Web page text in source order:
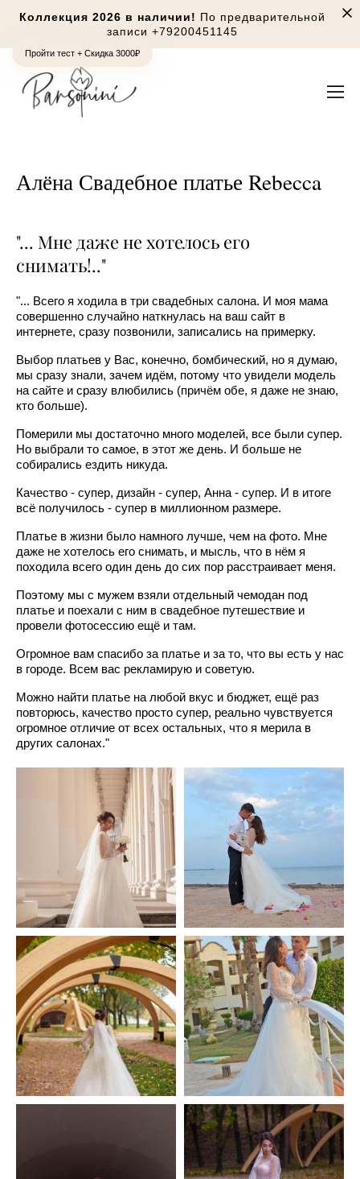
Пройти тест + Скидка 3000₽
Коллекция 2026 в наличии! По предварительной
записи +79200451145
Алёна Свадебное платье Rebecca
"... Мне даже не хотелось его
снимать!.."
"... Всего я ходила в три свадебных салона. И моя мама
совершенно случайно наткнулась на ваш сайт в
интернете, сразу позвонили, записались на примерку.
Выбор платьев у Вас, конечно, бомбический, но я думаю,
мы сразу знали, зачем идём, потому что увидели модель
на сайте и сразу влюбились (причём обе, я даже не знаю,
кто больше).
Померили мы достаточно много моделей, все были супер.
Но выбрали то самое, в этот же день. И больше не
собирались ездить никуда.
Качество - супер, дизайн - супер, Анна - супер. И в итоге
всё получилось - супер в миллионном размере.
Платье в жизни было намного лучше, чем на фото. Мне
даже не хотелось его снимать, и мысль, что в нём я
походила всего один день до сих пор расстраивает меня.
Поэтому мы с мужем взяли отдельный чемодан под
платье и поехали с ним в свадебное путешествие и
провели фотосессию ещё и там.
Огромное вам спасибо за платье и за то, что вы есть у нас
в городе. Всем вас рекламирую и советую.
Можно найти платье на любой вкус и бюджет, ещё раз
повторюсь, качество просто супер, реально чувствуется
огромное отличие от всех остальных, что я мерила в
других салонах."